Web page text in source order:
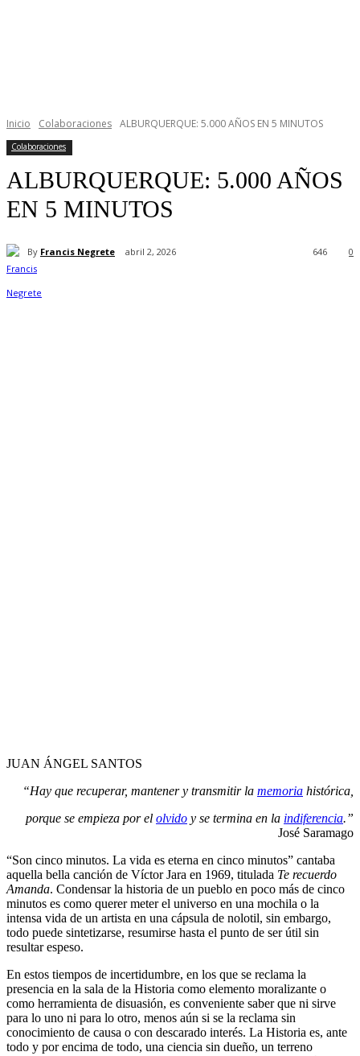
Inicio Colaboraciones ALBURQUERQUE: 5.000 AÑOS EN 5 MINUTOS
Colaboraciones
ALBURQUERQUE: 5.000 AÑOS
EN 5 MINUTOS
By Francis Negrete abril 2, 2026 0
646
JUAN ÁNGEL SANTOS
“Hay que recuperar, mantener y transmitir la memoria histórica,
porque se empieza por el olvido y se termina en la indiferencia.”
José Saramago
“Son cinco minutos. La vida es eterna en cinco minutos” cantaba
aquella bella canción de Víctor Jara en 1969, titulada Te recuerdo
Amanda. Condensar la historia de un pueblo en poco más de cinco
minutos es como querer meter el universo en una mochila o la
intensa vida de un artista en una cápsula de nolotil, sin embargo,
todo puede sintetizarse, resumirse hasta el punto de ser útil sin
resultar espeso.
En estos tiempos de incertidumbre, en los que se reclama la
presencia en la sala de la Historia como elemento moralizante o
como herramienta de disuasión, es conveniente saber que ni sirve
para lo uno ni para lo otro, menos aún si se la reclama sin
conocimiento de causa o con descarado interés. La Historia es, ante
todo y por encima de todo, una ciencia sin dueño, un terreno